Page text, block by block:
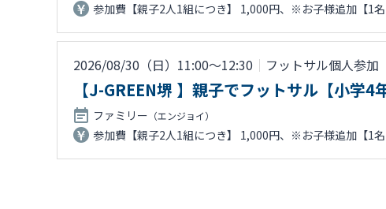
参加費【親子2人1組につき】 1,000円、※お子様追加【1
2026/08/30（日）11:00〜12:30 ｜ フットサル個人参加
【J-GREEN堺 】親子でフットサル【小学
ファミリー （エンジョイ）
参加費【親子2人1組につき】 1,000円、※お子様追加【1